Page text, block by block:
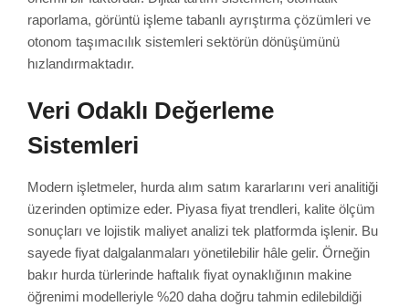
raporlama, görüntü işleme tabanlı ayrıştırma çözümleri ve
otonom taşımacılık sistemleri sektörün dönüşümünü
hızlandırmaktadır.
Veri Odaklı Değerleme
Sistemleri
Modern işletmeler, hurda alım satım kararlarını veri analitiği
üzerinden optimize eder. Piyasa fiyat trendleri, kalite ölçüm
sonuçları ve lojistik maliyet analizi tek platformda işlenir. Bu
sayede fiyat dalgalanmaları yönetilebilir hâle gelir. Örneğin
bakır hurda türlerinde haftalık fiyat oynaklığının makine
öğrenimi modelleriyle %20 daha doğru tahmin edilebildiği